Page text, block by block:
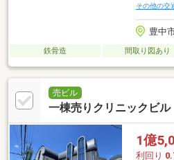
その他の交
豊中
鉄骨造 間取り図あり
売ビル
一棟売りクリニックビル
1億
利回り